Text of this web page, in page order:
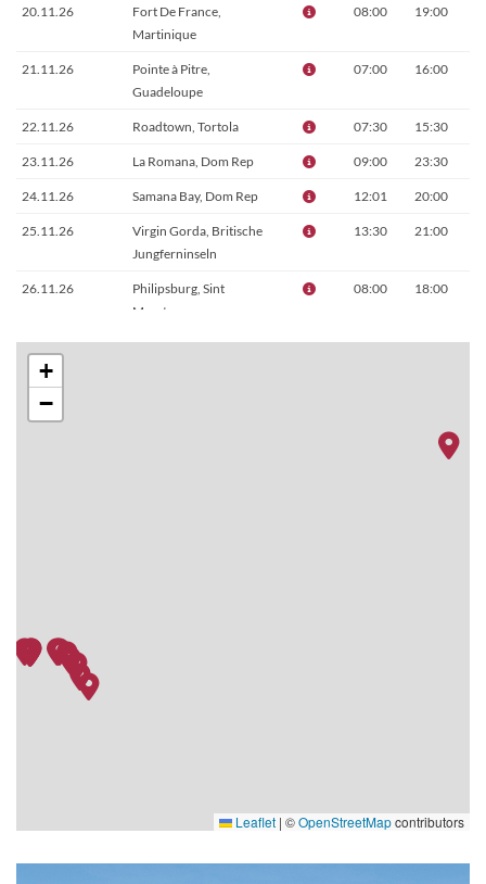
20.11.26
Fort De France,
Martinique
08:00 19:00
21.11.26
Pointe à Pitre,
Guadeloupe
07:00 16:00
22.11.26 Roadtown, Tortola 07:30 15:30
23.11.26 La Romana, Dom Rep 09:00 23:30
24.11.26 Samana Bay, Dom Rep 12:01 20:00
25.11.26
Virgin Gorda, Britische
Jungferninseln
13:30 21:00
26.11.26
Philipsburg, Sint
Maarten
08:00 18:00
27.11.26 Basseterre, St. Kitts 09:00 19:00
28.11.26
+
−
Leaflet | ©OpenStreetMapcontributors